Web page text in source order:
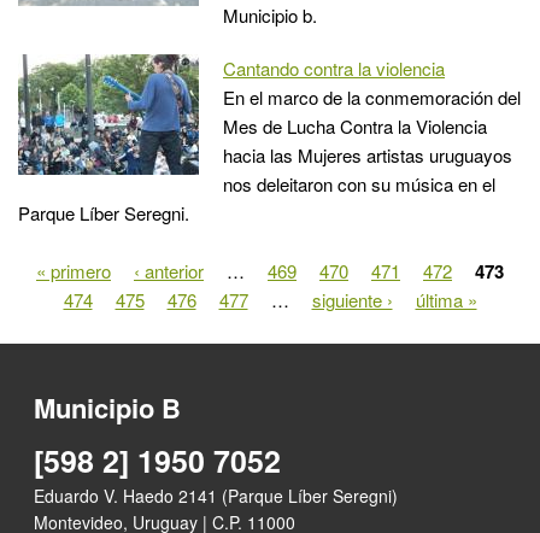
Municipio b.
Cantando contra la violencia
En el marco de la conmemoración del
Mes de Lucha Contra la Violencia
hacia las Mujeres artistas uruguayos
nos deleitaron con su música en el
Parque Líber Seregni.
Páginas
« primero ‹ anterior … 469 470 471 472 473
474 475 476 477 … siguiente › última »
Municipio B
[598 2] 1950 7052
Eduardo V. Haedo 2141 (Parque Líber Seregni)
Montevideo, Uruguay | C.P. 11000